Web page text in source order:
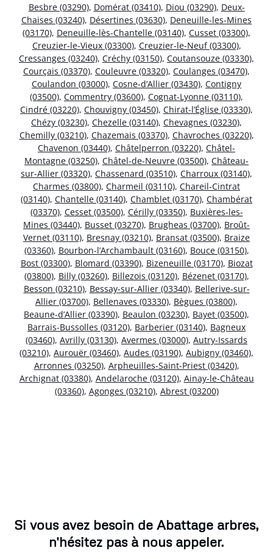
Besbre (03290), Domérat (03410), Diou (03290), Deux-
Chaises (03240), Désertines (03630), Deneuille-les-Mines
(03170), Deneuille-lès-Chantelle (03140), Cusset (03300),
Creuzier-le-Vieux (03300), Creuzier-le-Neuf (03300),
Cressanges (03240), Créchy (03150), Coutansouze (03330),
Courçais (03370), Couleuvre (03320), Coulanges (03470),
Coulandon (03000), Cosne-d’Allier (03430), Contigny
(03500), Commentry (03600), Cognat-Lyonne (03110),
Cindré (03220), Chouvigny (03450), Chirat-l’Église (03330),
Chézy (03230), Chezelle (03140), Chevagnes (03230),
Chemilly (03210), Chazemais (03370), Chavroches (03220),
Chavenon (03440), Châtelperron (03220), Châtel-
Montagne (03250), Châtel-de-Neuvre (03500), Château-
sur-Allier (03320), Chassenard (03510), Charroux (03140),
Charmes (03800), Charmeil (03110), Chareil-Cintrat
(03140), Chantelle (03140), Chamblet (03170), Chambérat
(03370), Cesset (03500), Cérilly (03350), Buxières-les-
Mines (03440), Busset (03270), Brugheas (03700), Broût-
Vernet (03110), Bresnay (03210), Bransat (03500), Braize
(03360), Bourbon-l’Archambault (03160), Bouce (03150),
Bost (03300), Blomard (03390), Bizeneuille (03170), Biozat
(03800), Billy (03260), Billezois (03120), Bézenet (03170),
Besson (03210), Bessay-sur-Allier (03340), Bellerive-sur-
Allier (03700), Bellenaves (03330), Bègues (03800),
Beaune-d’Allier (03390), Beaulon (03230), Bayet (03500),
Barrais-Bussolles (03120), Barberier (03140), Bagneux
(03460), Avrilly (03130), Avermes (03000), Autry-Issards
(03210), Aurouër (03460), Audes (03190), Aubigny (03460),
Arronnes (03250), Arpheuilles-Saint-Priest (03420),
Archignat (03380), Andelaroche (03120), Ainay-le-Château
(03360), Agonges (03210), Abrest (03200)
Si vous avez besoin de Abattage arbres,
n'hésitez pas à nous appeler.